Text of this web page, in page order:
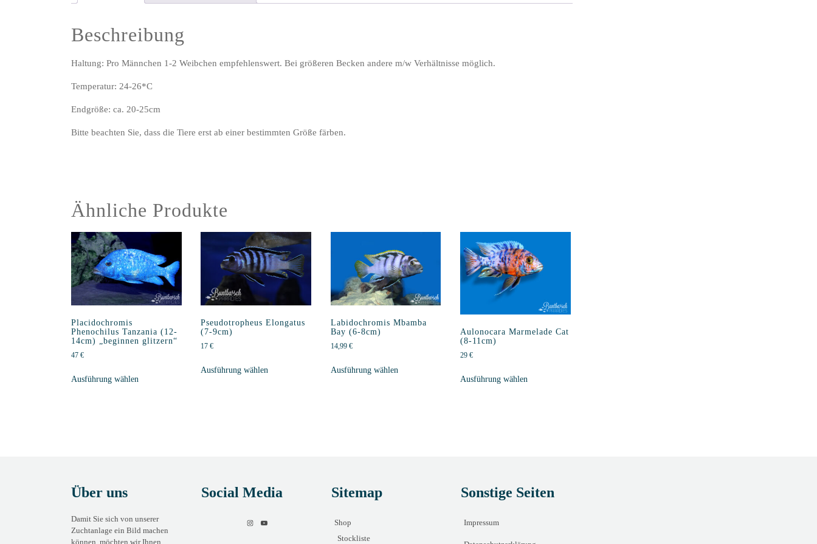
Beschreibung
Haltung: Pro Männchen 1-2 Weibchen empfehlenswert. Bei größeren Becken andere m/w Verhältnisse möglich.
Temperatur: 24-26*C
Endgröße: ca. 20-25cm
Bitte beachten Sie, dass die Tiere erst ab einer bestimmten Größe färben.
Ähnliche Produkte
Placidochromis
Phenochilus Tanzania (12-
14cm) „beginnen glitzern“
47 €
Ausführung wählen
Pseudotropheus Elongatus
(7-9cm)
17€
Ausführung wählen
Labidochromis Mbamba
Bay (6-8cm)
14,99 €
Ausführung wählen
Aulonocara Marmelade Cat
(8-11cm)
29 €
Ausführung wählen
Über uns
Damit Sie sich von unserer
Zuchtanlage ein Bild machen
können, möchten wir Ihnen
Social Media Sitemap
Shop
Stockliste
Sonstige Seiten
Impressum